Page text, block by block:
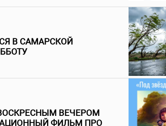
В САМАРСКОЙ
ВЕЧЕРОМ
ФИЛЬМ ПРО